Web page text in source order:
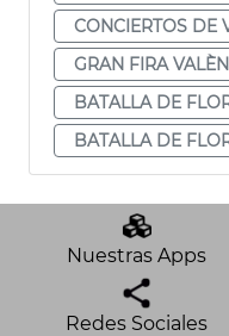
CONCIERTOS DE
GRAN FIRA
BATALLA DE
BATALLA DE
Nuestras Apps
Redes Sociales